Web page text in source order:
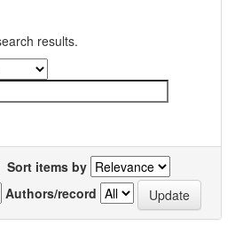
results.
Sort items by
Authors/record